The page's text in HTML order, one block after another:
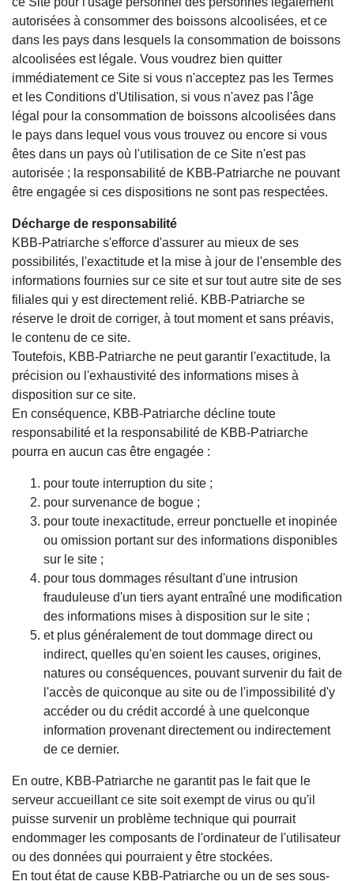
autorisées à consommer des boissons alcoolisées, et ce
dans les pays dans lesquels la consommation de boissons
alcoolisées est légale. Vous voudrez bien quitter
immédiatement ce Site si vous n'acceptez pas les Termes
et les Conditions d'Utilisation, si vous n'avez pas l'âge
légal pour la consommation de boissons alcoolisées dans
le pays dans lequel vous vous trouvez ou encore si vous
êtes dans un pays où l'utilisation de ce Site n'est pas
autorisée ; la responsabilité de KBB-Patriarche ne pouvant
être engagée si ces dispositions ne sont pas respectées.
Décharge de responsabilité
KBB-Patriarche s'efforce d'assurer au mieux de ses
possibilités, l'exactitude et la mise à jour de l'ensemble des
informations fournies sur ce site et sur tout autre site de ses
filiales qui y est directement relié. KBB-Patriarche se
réserve le droit de corriger, à tout moment et sans préavis,
le contenu de ce site.
Toutefois, KBB-Patriarche ne peut garantir l'exactitude, la
précision ou l'exhaustivité des informations mises à
disposition sur ce site.
En conséquence, KBB-Patriarche décline toute
responsabilité et la responsabilité de KBB-Patriarche
pourra en aucun cas être engagée :
pour toute interruption du site ;
pour survenance de bogue ;
pour toute inexactitude, erreur ponctuelle et inopinée
ou omission portant sur des informations disponibles
sur le site ;
pour tous dommages résultant d'une intrusion
frauduleuse d'un tiers ayant entraîné une modification
des informations mises à disposition sur le site ;
et plus généralement de tout dommage direct ou
indirect, quelles qu'en soient les causes, origines,
natures ou conséquences, pouvant survenir du fait de
l'accès de quiconque au site ou de l'impossibilité d'y
accéder ou du crédit accordé à une quelconque
information provenant directement ou indirectement
de ce dernier.
En outre, KBB-Patriarche ne garantit pas le fait que le
serveur accueillant ce site soit exempt de virus ou qu'il
puisse survenir un problème technique qui pourrait
endommager les composants de l'ordinateur de l'utilisateur
ou des données qui pourraient y être stockées.
En tout état de cause KBB-Patriarche ou un de ses sous-